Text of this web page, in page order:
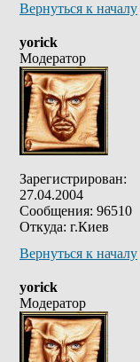
Вернуться к началу
yorick
Модератор
Зарегистрирован:
27.04.2004
Сообщения: 96510
Откуда: г.Киев
Вернуться к началу
yorick
Модератор